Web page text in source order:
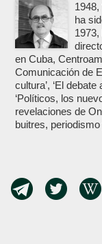
ha
en Cuba,
Comunicación de
cultura’, ‘El
‘Políticos, los
revelaciones de
buitres,